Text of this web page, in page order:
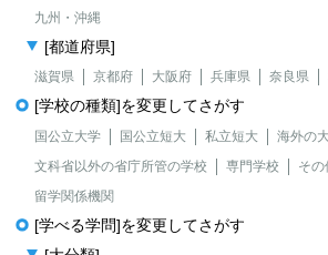
九州・沖縄
[都道府県]
滋賀県 京都府 大阪府 兵庫県 奈良県
[学校の種類]を変更してさがす
国公立大学 国公立短大 私立短大
海外の
文科省以外の省庁所管の学校
専門学校
その
留学関係機関
[学べる学問]を変更してさがす